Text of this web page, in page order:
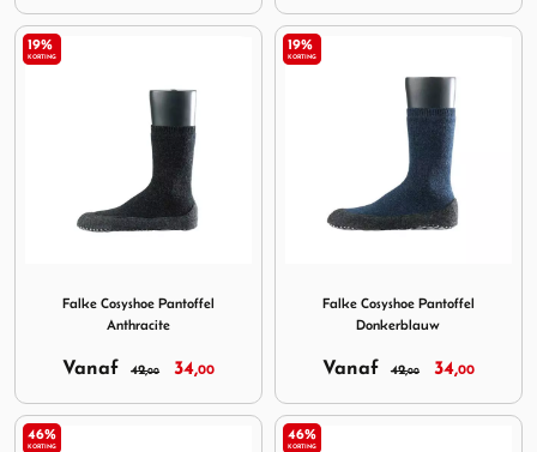
19%
KORTING
Falke Cosyshoe Pantoffel
Anthracite
Vanaf42,00 34,00
19%
KORTING
Falke Cosyshoe Pantoffel
Donkerblauw
Vanaf42,00 34,00
46%
KORTING
46%
KORTING